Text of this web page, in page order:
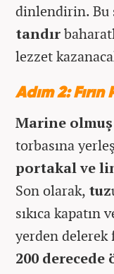
dinlendirin. Bu
tandır
lezzet
Adım 2:
Marine
torbasına
portakal ve
Son olarak, tuz
sıkıca kapatın
yerden delerek
200 derecede